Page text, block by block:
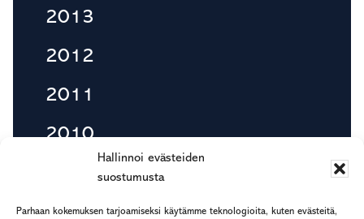
Hallinnoi evästeiden
suostumusta
Parhaan kokemuksen tarjoamiseksi käytämme teknologioita, kuten evästeitä,
2013
2012
2011
2010